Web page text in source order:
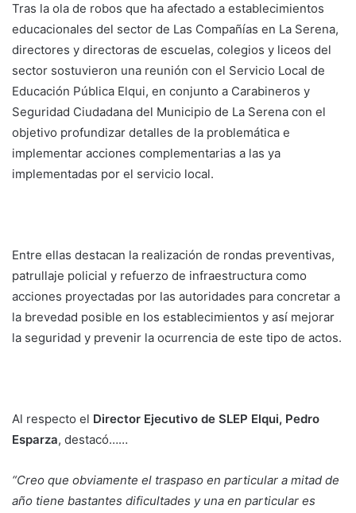
Tras la ola de robos que ha afectado a establecimientos
educacionales del sector de Las Compañías en La Serena,
directores y directoras de escuelas, colegios y liceos del
sector sostuvieron una reunión con el Servicio Local de
Educación Pública Elqui, en conjunto a Carabineros y
Seguridad Ciudadana del Municipio de La Serena con el
objetivo profundizar detalles de la problemática e
implementar acciones complementarias a las ya
implementadas por el servicio local.
Entre ellas destacan la realización de rondas preventivas,
patrullaje policial y refuerzo de infraestructura como
acciones proyectadas por las autoridades para concretar a
la brevedad posible en los establecimientos y así mejorar
la seguridad y prevenir la ocurrencia de este tipo de actos.
Al respecto el Director Ejecutivo de SLEP Elqui, Pedro
Esparza, destacó……
“Creo que obviamente el traspaso en particular a mitad de
año tiene bastantes dificultades y una en particular es